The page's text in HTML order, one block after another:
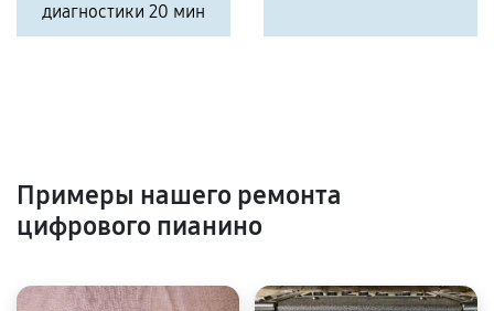
диагностики 20 мин
Примеры нашего ремонта
цифрового пианино